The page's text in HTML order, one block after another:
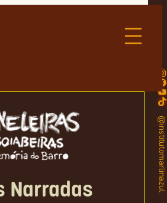
Narradas
Instagram
Youtube
TikTok
@institutomarlinazul